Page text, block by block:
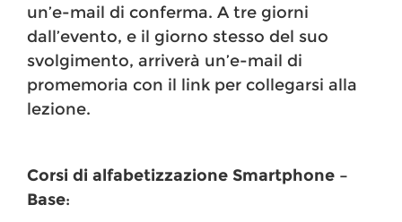
un’e-mail di conferma. A tre giorni
dall’evento, e il giorno stesso del suo
svolgimento, arriverà un’e-mail di
promemoria con il link per collegarsi alla
lezione.
Corsi di alfabetizzazione Smartphone –
Base: